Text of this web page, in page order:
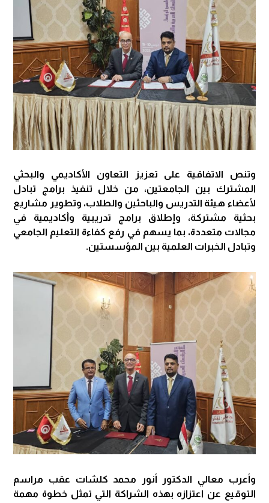
وتنص الاتفاقية على تعزيز التعاون الأكاديمي والبحثي
المشترك بين الجامعتين، من خلال تنفيذ برامج تبادل
لأعضاء هيئة التدريس والباحثين والطلاب، وتطوير مشاريع
بحثية مشتركة، وإطلاق برامج تدريبية وأكاديمية في
مجالات متعددة، بما يسهم في رفع كفاءة التعليم الجامعي
وتبادل الخبرات العلمية بين المؤسستين.
وأعرب معالي الدكتور أنور محمد كلشات عقب مراسم
التوقيع عن اعتزازه بهذه الشراكة التي تمثل خطوة مهمة